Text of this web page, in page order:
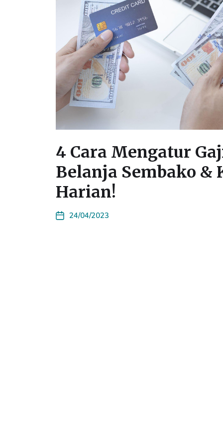
4 Cara Mengatur
Belanja Sembako &
Harian!
24/04/2023